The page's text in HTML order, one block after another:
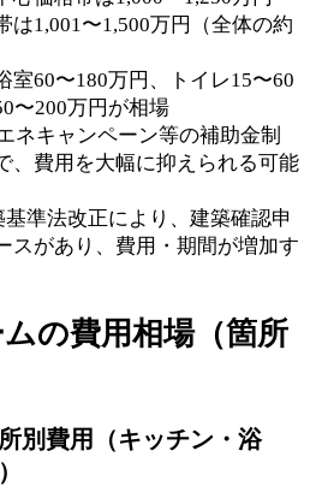
は1,001〜1,500万円（全体の約
室60〜180万円、トイレ15〜60
〜200万円が相場
ネキャンペーン等の補助金制
、費用を大幅に抑えられる可能
準法改正により、建築確認申
スがあり、費用・期間が増加す
の費用相場（箇所
別費用（キッチン・浴